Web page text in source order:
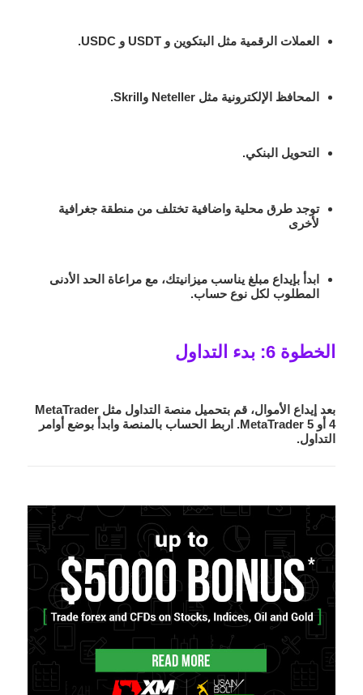
العملات الرقمية مثل البتكوين و USDT و USDC.
المحافظ الإلكترونية مثل Neteller وSkrill.
التحويل البنكي.
توجد طرق محلية واضافية تختلف من منطقة جغرافية
لأخرى
ابدأ بإيداع مبلغ يناسب ميزانيتك، مع مراعاة الحد الأدنى
المطلوب لكل نوع حساب.
الخطوة 6: بدء التداول
بعد إيداع الأموال، قم بتحميل منصة التداول مثل MetaTrader
4 أو MetaTrader 5. اربط الحساب بالمنصة وابدأ بوضع أوامر
التداول.